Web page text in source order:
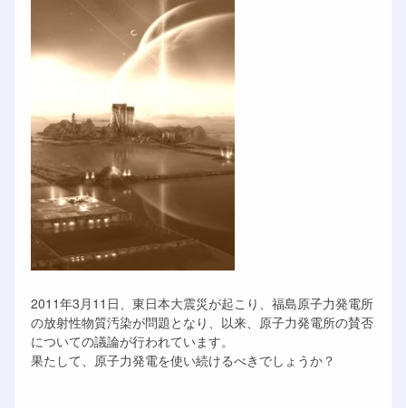
2011年3月11日、東日本大震災が起こり、福島原子力発電所
の放射性物質汚染が問題となり、以来、原子力発電所の賛否
についての議論が行われています。
果たして、原子力発電を使い続けるべきでしょうか？